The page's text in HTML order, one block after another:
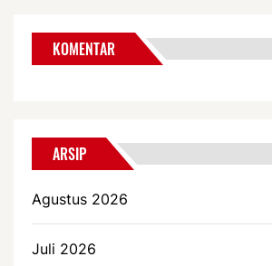
KOMENTAR
ARSIP
Agustus 2026
Juli 2026